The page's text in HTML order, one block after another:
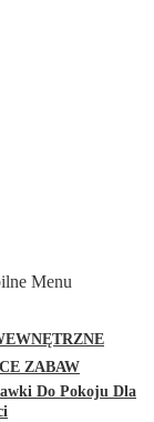
Menu
ZABAW
Do Pokoju Dla